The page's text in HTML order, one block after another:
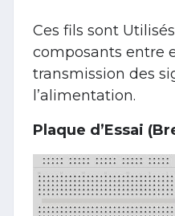
Ces fils sont
composants entre
transmission des
l’alimentation.
Plaque d’Essai